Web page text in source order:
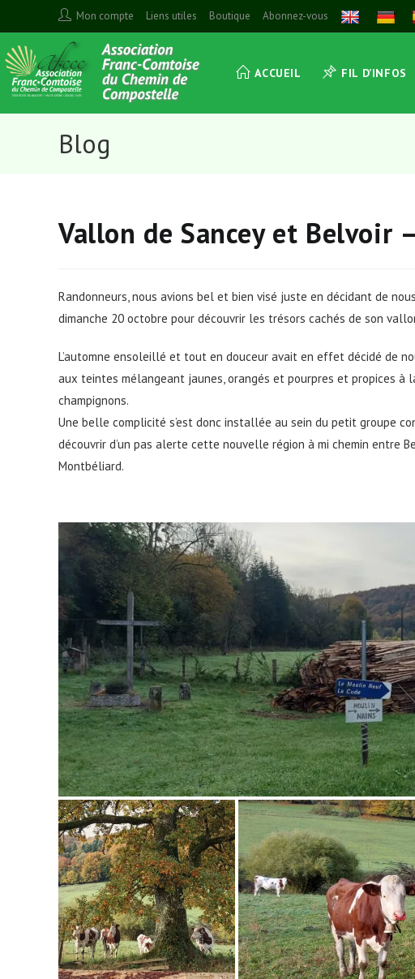
to
content
Mon compte Liens utiles Boutique Abonnez-vous
ACCUEIL FIL D’INFOS
Blog
Vallon de Sancey et Belvoir
Randonneurs, nous avions bel et bien visé juste en décidant de
dimanche 20 octobre pour découvrir les trésors cachés de son
L’automne ensoleillé et tout en douceur avait en effet décidé de
aux teintes mélangeant jaunes, orangés et pourpres et propices à
champignons.
Une belle complicité s’est donc installée au sein du petit groupe
découvrir d’un pas alerte cette nouvelle région à mi chemin entre
Montbéliard.